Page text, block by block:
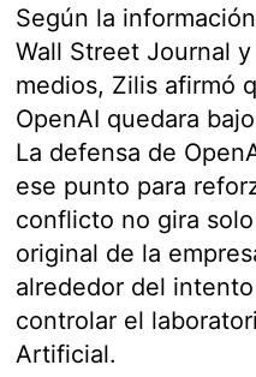
Según la
Wall Street Journal
medios, Zilis afirmó
OpenAI quedara
La defensa de
ese punto para
conflicto no gira
original de la
alrededor del
controlar el
Artificial.